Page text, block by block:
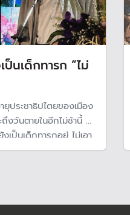
ป็นเด็กทารก “ไม่
ยุประชาธิปไตยของเมือง
งวันตายในอีกไม่ช้านี้
เป็นเด็กทารกอยู่ ไม่เอา